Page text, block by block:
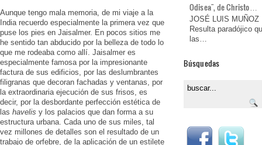
Aunque tengo mala memoria, de mi viaje a la
India recuerdo especialmente la primera vez que
puse los pies en Jaisalmer. En pocos sitios me
he sentido tan abducido por la belleza de todo lo
que me rodeaba como allí. Jaisalmer es
especialmente famosa por la impresionante
factura de sus edificios, por las deslumbrantes
filigranas que decoran fachadas y ventanas, por
la extraordinaria ejecución de sus frisos, es
decir, por la desbordante perfección estética de
las havelis y los palacios que dan forma a su
estructura urbana. Cada uno de sus miles, tal
vez millones de detalles son el resultado de un
trabajo de orfebre, de la aplicación de un estilete
Odisea", de Christo…
JOSÉ LUIS MUÑOZ
Resulta paradójico
las…
Búsquedas